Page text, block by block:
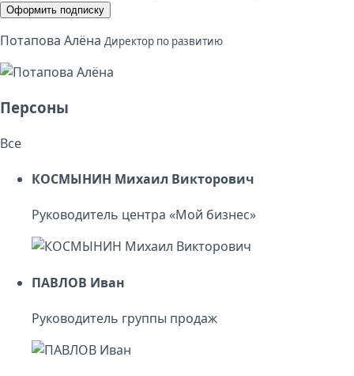
Оформить подписку
Потапова Алёна Директор по развитию
Персоны
Все
КОСМЫНИН Михаил Викторович
Руководитель центра «Мой бизнес»
ПАВЛОВ Иван
Руководитель группы продаж